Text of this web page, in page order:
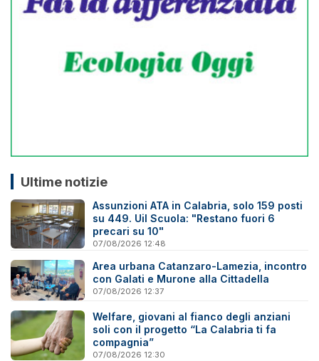
Ultime notizie
Assunzioni ATA in Calabria, solo 159 posti
su 449. Uil Scuola: "Restano fuori 6
precari su 10"
07/08/2026 12:48
Area urbana Catanzaro-Lamezia, incontro
con Galati e Murone alla Cittadella
07/08/2026 12:37
Welfare, giovani al fianco degli anziani
soli con il progetto “La Calabria ti fa
compagnia”
07/08/2026 12:30